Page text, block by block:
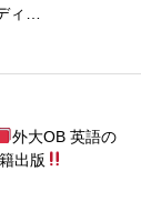
ィ…
外大OB 英語の
出版